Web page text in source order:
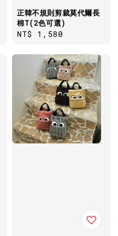
正韓不規則剪裁莫代爾長
棉T(2色可選)
Regular
NT$ 1,580